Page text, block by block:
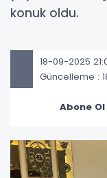
konuk oldu.
18-09-2025
Güncelleme :
Abone Ol